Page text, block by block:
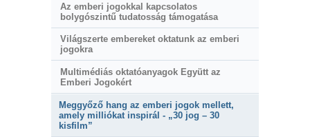
Az emberi jogokkal kapcsolatos
bolygószintű tudatosság támogatása
Világszerte embereket oktatunk az emberi
jogokra
Multimédiás oktatóanyagok Együtt az
Emberi Jogokért
Meggyőző hang az emberi jogok mellett,
amely milliókat inspirál - „30 jog – 30
kisfilm”